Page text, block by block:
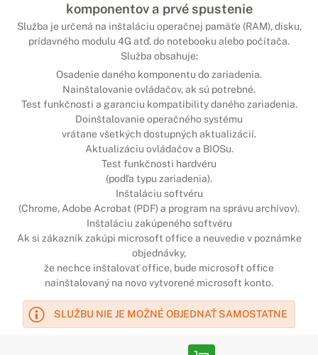
komponentov a prvé spustenie
Služba je určená na inštaláciu operačnej pamäťe (RAM), disku,
prídavného modulu 4G atď. do notebooku alebo počítača.
Služba obsahuje:
Osadenie daného komponentu do zariadenia.
Nainštalovanie ovládačov, ak sú potrebné.
Test funkčnosti a garanciu kompatibility daného zariadenia.
Doinštalovanie operačného systému
vrátane všetkých dostupných aktualizácií.
Aktualizáciu ovládačov a BIOSu.
Test funkčnosti hardvéru
(podľa typu zariadenia).
Inštaláciu softvéru
(Chrome, Adobe Acrobat (PDF) a program na správu archívov).
Inštaláciu zakúpeného softvéru
Ak si zákazník zakúpi microsoft office a neuvedie v poznámke
objednávky,
že nechce inštalovať office, bude microsoft office
nainštalovaný na novo vytvorené microsoft konto.
SLUŽBU NIE JE MOŽNÉ OBJEDNAŤ SAMOSTATNE